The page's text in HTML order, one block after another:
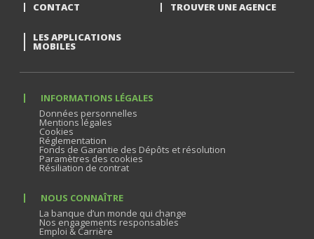
CONTACT TROUVER UNE AGENCE
LES APPLICATIONS
MOBILES
INFORMATIONS LÉGALES
Données personnelles
Mentions légales
Cookies
Réglementation
Fonds de Garantie des Dépôts et résolution
Paramètres des cookies
Résiliation de contrat
NOUS CONNAÎTRE
La banque d’un monde qui change
Nos engagements responsables
Emploi & Carrière